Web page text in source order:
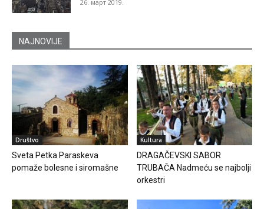
26. март 2019.
NAJNOVIJE
Društvo
Sveta Petka Paraskeva
pomaže bolesne i siromašne
Kultura
DRAGAČEVSKI SABOR
TRUBAČA Nadmeću se najbolji
orkestri